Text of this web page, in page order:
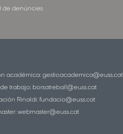
de denúncies
académica:gestioacademica@euss.cat
trabajo: borsatreball@euss.cat
Rinaldi: fundacio@euss.cat
webmaster@euss.cat